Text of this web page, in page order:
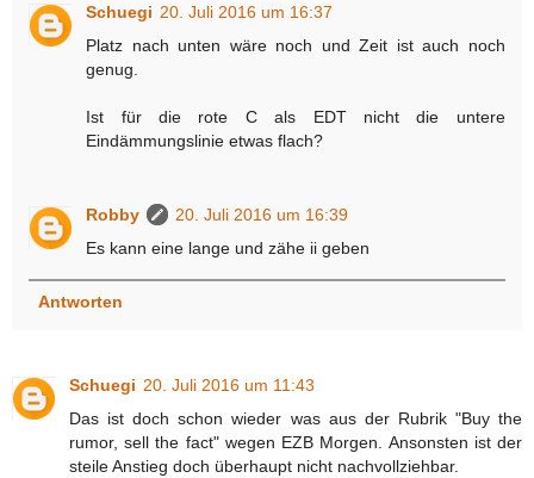
Schuegi 20. Juli 2016 um 16:37
Platz nach unten wäre noch und Zeit ist auch noch
genug.
Ist für die rote C als EDT nicht die untere
Eindämmungslinie etwas flach?
Robby
20. Juli 2016 um 16:39
Es kann eine lange und zähe ii geben
Antworten
Schuegi 20. Juli 2016 um 11:43
Das ist doch schon wieder was aus der Rubrik "Buy the
rumor, sell the fact" wegen EZB Morgen. Ansonsten ist der
steile Anstieg doch überhaupt nicht nachvollziehbar.